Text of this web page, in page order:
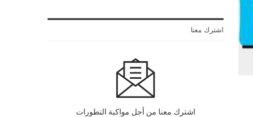
اشترك معنا
اشترك معنا من أجل مواكبة التطورات